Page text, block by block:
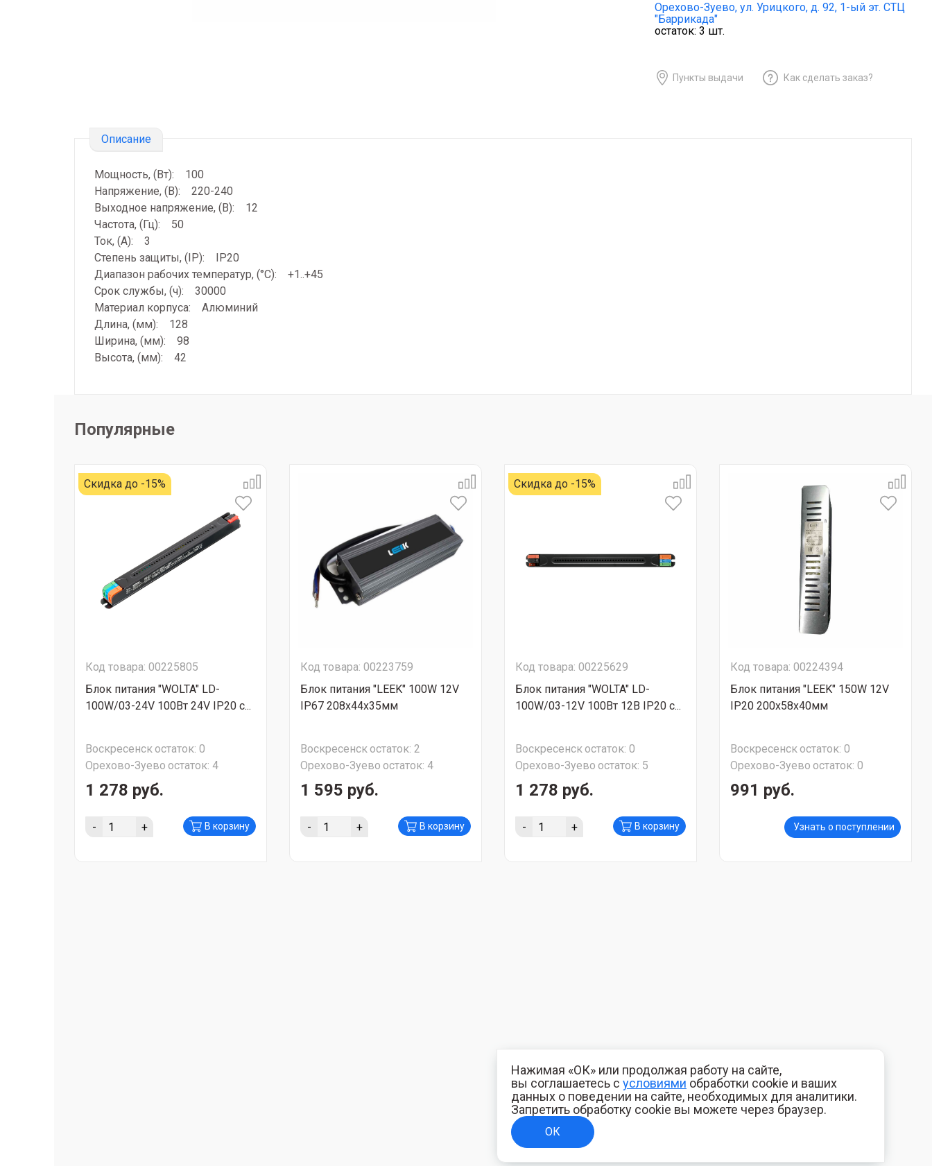
Орехово-Зуево, ул. Урицкого, д. 92, 1-ый эт. СТЦ
"Баррикада"
остаток: 3 шт.
Пункты выдачи Как сделать заказ?
Описание
Мощность, (Вт): 100
Напряжение, (В): 220-240
Выходное напряжение, (В): 12
Частота, (Гц): 50
Ток, (А): 3
Степень защиты, (IP): IP20
Диапазон рабочих температур, (°С): +1..+45
Срок службы, (ч): 30000
Материал корпуса: Алюминий
Длина, (мм): 128
Ширина, (мм): 98
Высота, (мм): 42
Популярные
Скидка до -15%
Код товара: 00225805
Блок питания "WOLTA" LD-
100W/03-24V 100Вт 24V IP20 с...
Воскресенскостаток: 0
Орехово-Зуево остаток: 4
1 278 руб.
- + В корзину
Код товара: 00223759
Блок питания "LEEK" 100W 12V
IP67 208х44х35мм
Воскресенскостаток: 2
Орехово-Зуево остаток: 4
1 595 руб.
- + В корзину
Скидка до -15%
Код товара: 00225629
Блок питания "WOLTA" LD-
100W/03-12V 100Вт 12В IP20 с...
Воскресенскостаток: 0
Орехово-Зуево остаток: 5
1 278 руб.
- + В корзину
Код товара: 00224394
Блок питания "LEEK" 150W 12V
IP20 200х58х40мм
Воскресенскостаток: 0
Орехово-Зуево остаток: 0
991 руб.
Узнать о поступлении
Нажимая «ОК» или продолжая работу на сайте,
вы соглашаетесь с условиями обработки cookie и ваших
данных о поведении на сайте, необходимых для аналитики.
Запретить обработку cookie вы можете через браузер.
ОК